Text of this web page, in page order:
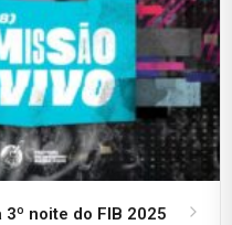
3º noite do FIB 2025